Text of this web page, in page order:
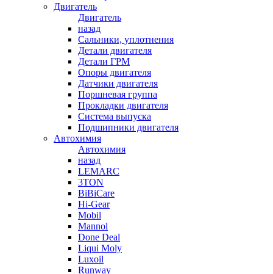
Двигатель
Двигатель
назад
Сальники, уплотнения
Детали двигателя
Детали ГРМ
Опоры двигателя
Датчики двигателя
Поршневая группа
Прокладки двигателя
Система выпуска
Подшипники двигателя
Автохимия
Автохимия
назад
LEMARC
3TON
BiBiCare
Hi-Gear
Mobil
Mannol
Done Deal
Liqui Moly
Luxoil
Runway